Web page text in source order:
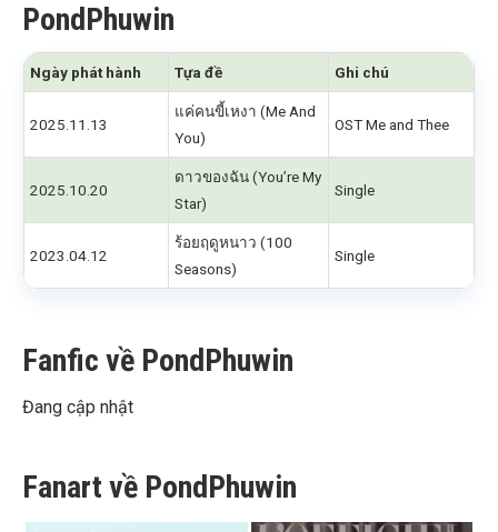
PondPhuwin
Ngày phát hành Tựa đề Ghi chú
2025.11.13
แค่คนขี้เหงา (Me And
You)
OST Me and Thee
2025.10.20
ดาวของฉัน (You’re My
Star)
Single
2023.04.12
ร้อยฤดูหนาว (100
Seasons)
Single
Fanfic về PondPhuwin
Đang cập nhật
Fanart về PondPhuwin